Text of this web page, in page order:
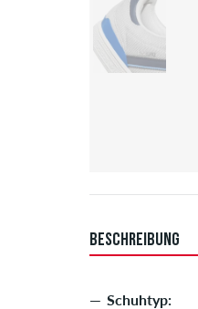
BESCHREIBUNG
Schuhtyp: